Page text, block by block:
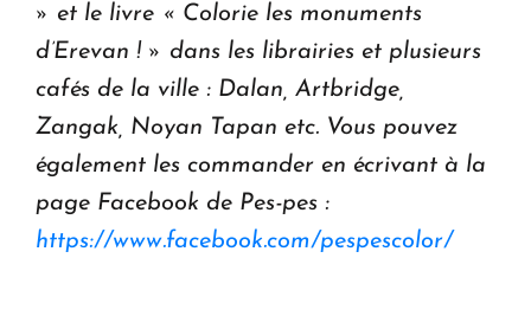
» et le livre « Colorie les monuments
d’Erevan ! » dans les librairies et plusieurs
cafés de la ville : Dalan, Artbridge,
Zangak, Noyan Tapan etc. Vous pouvez
également les commander en écrivant à la
page Facebook de Pes-pes :
https://www.facebook.com/pespescolor/